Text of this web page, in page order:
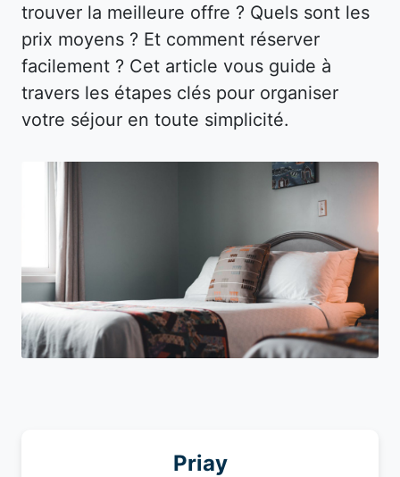
trouver la meilleure offre ? Quels sont les
prix moyens ? Et comment réserver
facilement ? Cet article vous guide à
travers les étapes clés pour organiser
votre séjour en toute simplicité.
Priay